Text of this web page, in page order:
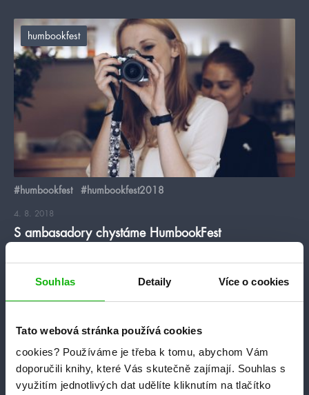
Souhlas Detaily Více o cookies
Tato webová stránka používá cookies
cookies? Používáme je třeba k tomu, abychom Vám
doporučili knihy, které Vás skutečně zajímají. Souhlas s
využitím jednotlivých dat udělíte kliknutím na tlačítko
humbookfest
#humbookfest #humbookfest2018
4. 8. 2018
S ambasadory chystáme HumbookFest
stories ????). HumbookFest už se začíná rýsovat a fakt se
číst více